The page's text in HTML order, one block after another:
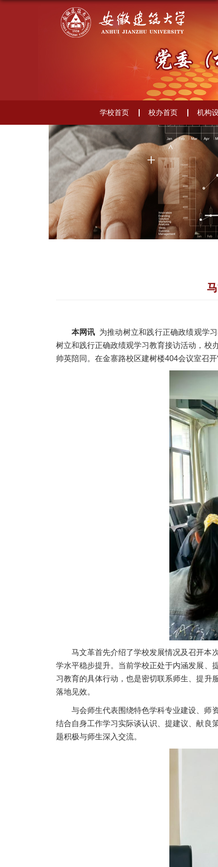
学校首页 校办首页 机构
本网讯 为推动树立和践行正确政绩观学
树立和践行正确政绩观学习教育接访活动， 校
帅英陪同。 在金寨路校区建树楼404会议室召
马文革首先介绍了学校发展情况及召开本
学水平稳步提升。当前学校正处于内涵发展、
习教育的具体行动，也是密切联系师生、提升
落地见效。
与会师生代表围绕特色学科专业建设、师
结合自身工作学习实际谈认识、提建议、献良
题积极与师生深入交流。